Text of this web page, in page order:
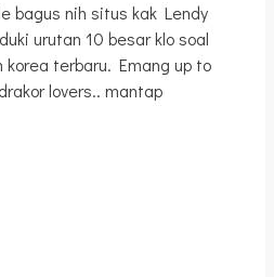
bagus nih situs kak Lendy
urutan 10 besar klo soal
korea terbaru. Emang up to
lovers.. mantap